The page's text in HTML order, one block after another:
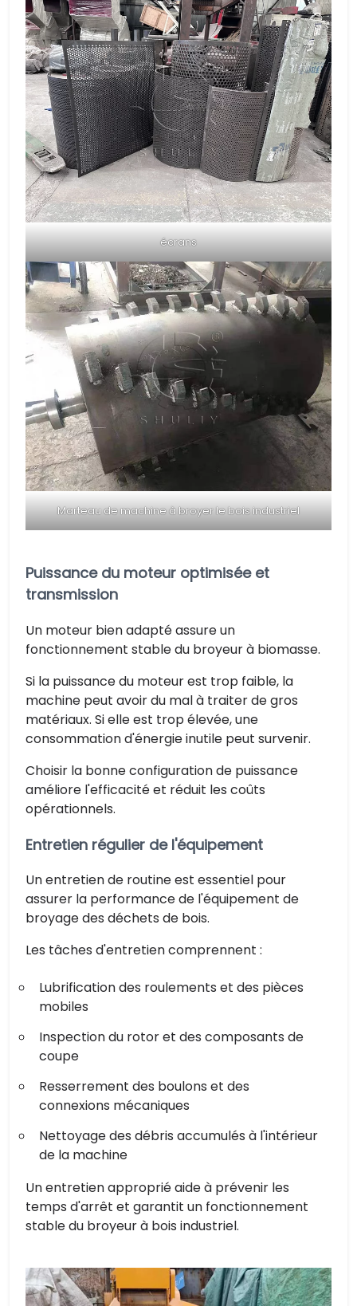
écrans
Marteau de machine à broyer le bois industriel
Puissance du moteur optimisée et
transmission
Un moteur bien adapté assure un
fonctionnement stable du broyeur à biomasse.
Si la puissance du moteur est trop faible, la
machine peut avoir du mal à traiter de gros
matériaux. Si elle est trop élevée, une
consommation d'énergie inutile peut survenir.
Choisir la bonne configuration de puissance
améliore l'efficacité et réduit les coûts
opérationnels.
Entretien régulier de l'équipement
Un entretien de routine est essentiel pour
assurer la performance de l'équipement de
broyage des déchets de bois.
Les tâches d'entretien comprennent :
Lubrification des roulements et des pièces
mobiles
Inspection du rotor et des composants de
coupe
Resserrement des boulons et des
connexions mécaniques
Nettoyage des débris accumulés à l'intérieur
de la machine
Un entretien approprié aide à prévenir les
temps d'arrêt et garantit un fonctionnement
stable du broyeur à bois industriel.